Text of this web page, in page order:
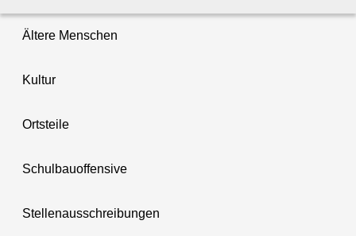
Ältere Menschen
Kultur
Ortsteile
Schulbauoffensive
Stellenausschreibungen